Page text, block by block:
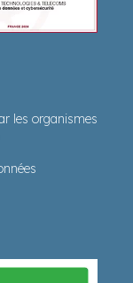
les organismes